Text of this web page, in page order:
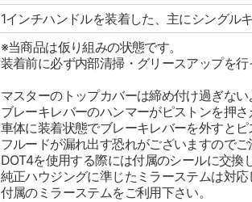
1インチハンドルを装着した、主にシングル
※当商品は仮り組みの状態です。
装着前に必ず内部清掃・グリースアップを行
マスターのトップカバーは締め付け過ぎない
ブレーキレバーのハンマーがピストンを押さ
車体に装着状態でブレーキレバーを外すと
フルードが漏れ出す恐れがございますのでご
DOT4を使用する際には付属のシールに交換
純正ハウジングに準じたミラーステムは対応
付属のミラーステムをご利用下さい。